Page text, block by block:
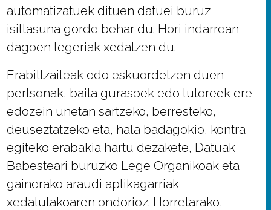
automatizatuek dituen datuei buruz
isiltasuna gorde behar du. Hori indarrean
dagoen legeriak xedatzen du.
Erabiltzaileak edo eskuordetzen duen
pertsonak, baita gurasoek edo tutoreek ere
edozein unetan sartzeko, berresteko,
deuseztatzeko eta, hala badagokio, kontra
egiteko erabakia hartu dezakete, Datuak
Babesteari buruzko Lege Organikoak eta
gainerako araudi aplikagarriak
xedatutakoaren ondorioz. Horretarako,